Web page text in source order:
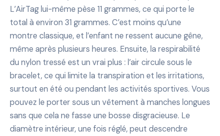
L’AirTag lui-même pèse 11 grammes, ce qui porte le
total à environ 31 grammes. C’est moins qu’une
montre classique, et l’enfant ne ressent aucune gêne,
même après plusieurs heures. Ensuite, la respirabilité
du nylon tressé est un vrai plus : l’air circule sous le
bracelet, ce qui limite la transpiration et les irritations,
surtout en été ou pendant les activités sportives. Vous
pouvez le porter sous un vêtement à manches longues
sans que cela ne fasse une bosse disgracieuse. Le
diamètre intérieur, une fois réglé, peut descendre